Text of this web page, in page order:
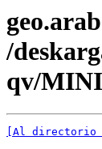
/
qv/
[Al directorio